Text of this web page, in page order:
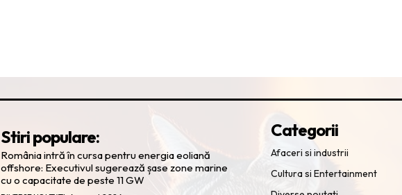
Stiri populare:
România intră în cursa pentru energia eoliană
offshore: Executivul sugerează șase zone marine
cu o capacitate de peste 11 GW
Categorii
Afaceri si industrii
Cultura si Entertainment